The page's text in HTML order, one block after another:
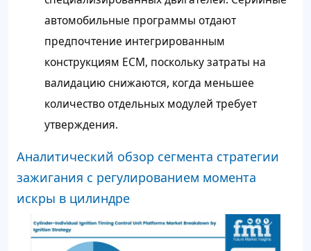
автомобильные программы отдают
предпочтение интегрированным
конструкциям ECM, поскольку затраты на
валидацию снижаются, когда меньшее
количество отдельных модулей требует
утверждения.
Аналитический обзор сегмента стратегии
зажигания с регулированием момента
искры в цилиндре